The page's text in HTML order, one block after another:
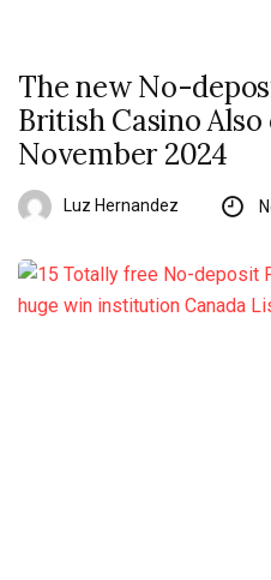
The new No-
British Casino
November 2024
Luz Hernandez